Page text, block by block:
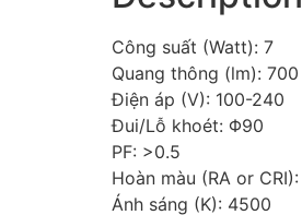
Công suất (Watt): 7
Quang thông (lm): 700
Điện áp (V): 100-240
Đui/Lỗ khoét: Φ90
PF: >0.5
Hoàn màu (RA or
Ánh sáng (K): 4500